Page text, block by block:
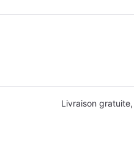
Livraison gratuite,